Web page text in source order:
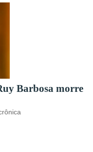
Barbosa morre